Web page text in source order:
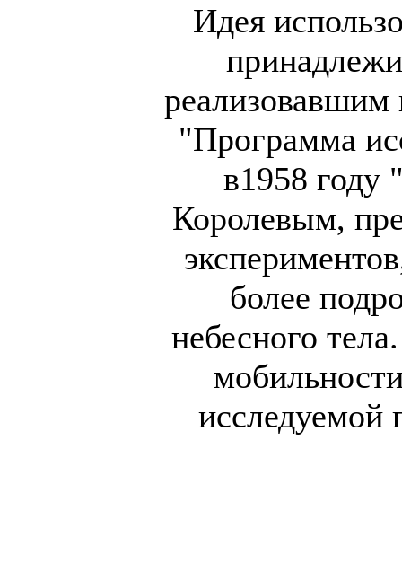
Идея
"Программа
в1958
Королевым,
более
небесного
исследуемой